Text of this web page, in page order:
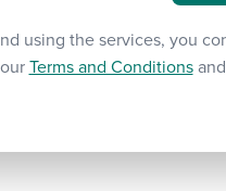
using the services, you
Terms and Conditionsand